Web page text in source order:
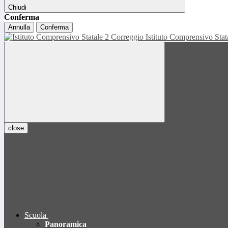
Chiudi
Conferma
Annulla Conferma
Istituto Comprensivo
close
Scuola
Panoramica